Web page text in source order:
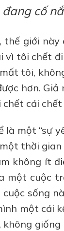
cố
thế giới
vì tôi chết
tôi,
hơn.
chết cái
là một “sự
thời gian
không ít
một cuộc
sống
một cái
không